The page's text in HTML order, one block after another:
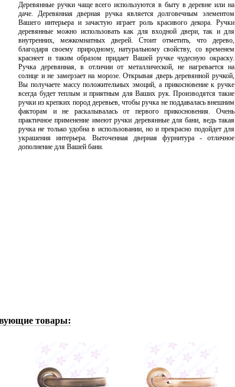
Деревянные ручки чаще всего используются в быту в деревне или на
даче. Деревянная дверная ручка является долговечным элементом
Вашего интерьера и зачастую играет роль красивого декора. Ручки
деревянные можно использовать как для входной двери, так и для
внутренних, межкомнатных дверей. Стоит отметить, что дерево,
благодаря своему природному, натуральному свойству, со временем
краснеет и таким образом придает Вашей ручке чудесную окраску.
Ручка деревянная, в отличии от металлической, не нагревается на
солнце и не замерзает на морозе. Открывая дверь деревянной ручкой,
Вы получаете массу положительных эмоций, а прикосновение к ручке
всегда будет теплым и приятным для Ваших рук. Производятся такие
ручки из крепких пород деревьев, чтобы ручка не поддавалась внешним
факторам и не раскалывалась от первого прикосновения. Очень
практичное применение имеют ручки деревянные для бани, ведь такая
ручка не только удобна в использовании, но и прекрасно подойдет для
украшения интерьера. Выточенная дверная фурнитура - отличное
дополнение для Вашей бани.
товары: